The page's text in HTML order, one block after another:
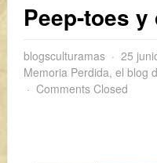
Peep-toes y
blogsculturamas 25
Memoria Perdida, el blog
Comments Closed